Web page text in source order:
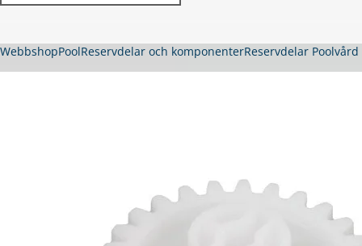
WebbshopPoolReservdelar och komponenterReservdelar